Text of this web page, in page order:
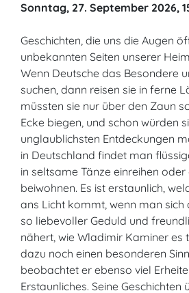
Sonntag, 27. September 2026,
Geschichten, die uns die Augen
unbekannten Seiten unserer
Wenn Deutsche das Besondere
suchen, dann reisen sie in ferne
müssten sie nur über den Zaun
Ecke biegen, und schon würden
unglaublichsten Entdeckungen
in Deutschland findet man
in seltsame Tänze einreihen
beiwohnen. Es ist erstaunlich,
ans Licht kommt, wenn man sich
so liebevoller Geduld und
nähert, wie Wladimir Kaminer es
dazu noch einen besonderen
beobachtet er ebenso viel
Erstaunliches. Seine